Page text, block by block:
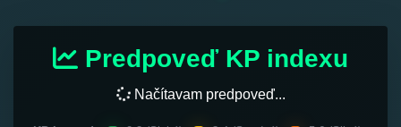
Predpoveď KP indexu
Načítavam predpoveď...